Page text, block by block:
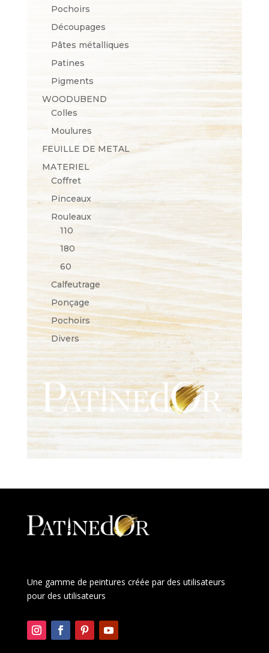
Pochoirs
Découpages
Pâtes métalliques
Patines
Pigments
WOODUBEND
Colles
Moulures
FEUILLE DE METAL
MATERIEL
Coffret
Pinceaux
Rouleaux
110
180
60
Calfeutrage
Ponçage
Pochoirs
Divers
Une gamme de peintures créée par des utilisateurs
pour des utilisateurs